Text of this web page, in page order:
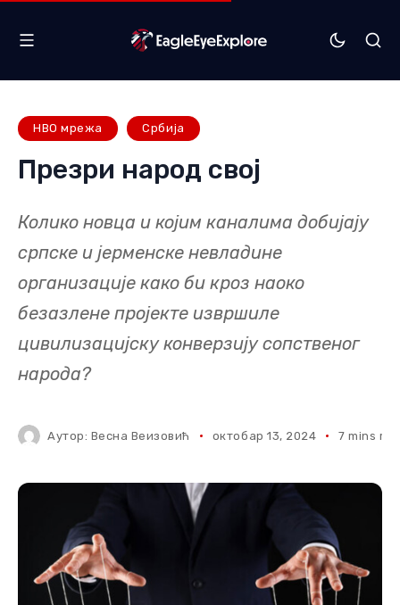
НВО мрежа Србија
Презри народ свој
Колико новца и којим каналима добијају
српске и јерменске невладине
организације како би кроз наоко
безазлене пројекте извршиле
цивилизацијску конверзију сопственог
народа?
Аутор: Весна Веизовић октобар 13, 2024 7 mins